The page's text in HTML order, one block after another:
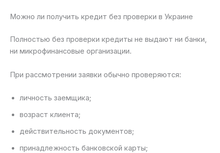
Можно ли получить кредит без проверки в Украине
Полностью без проверки кредиты не выдают ни банки,
ни микрофинансовые организации.
При рассмотрении заявки обычно проверяются:
личность заемщика;
возраст клиента;
действительность документов;
принадлежность банковской карты;